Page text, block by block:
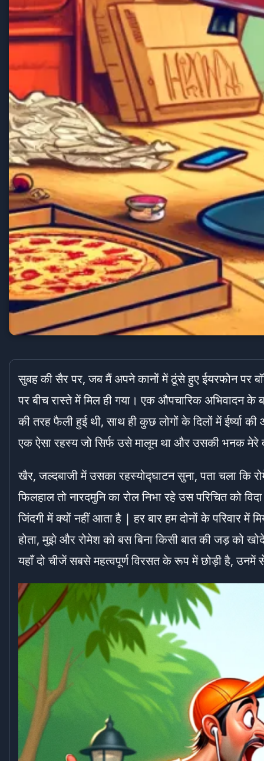
सुबह की सैर पर, जब मैं अपने कानों में ठूंसे हुए ईयरफोन पर
पर बीच रास्ते में मिल ही गया। एक औपचारिक अभिवादन के
की तरह फैली हुई थी, साथ ही कुछ लोगों के दिलों में ईर्ष्या
एक ऐसा रहस्य जो सिर्फ उसे मालूम था और उसकी भनक मेरे
खैर, जल्दबाजी में उसका रहस्योद्घाटन सुना, पता चला
फिलहाल तो नारदमुनि का रोल निभा रहे उस परिचित को
जिंदगी में क्यों नहीं आता है | हर बार हम दोनों के परिवार
होता, मुझे और रोमेश को बस बिना किसी बात की जड़ को
यहाँ दो चीजें सबसे महत्वपूर्ण विरसत के रूप में छोड़ी है, उनमें